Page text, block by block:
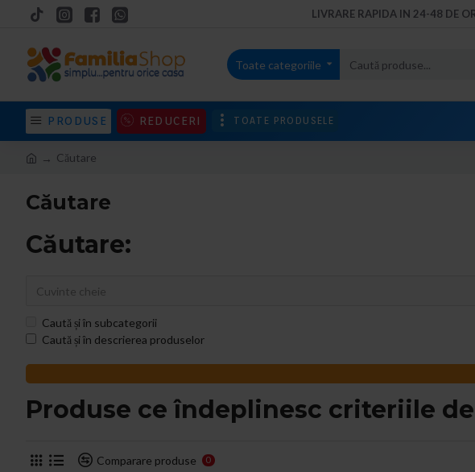
LIVRARE RAPIDA IN 24-48 DE
Toate categoriile
PRODUSE REDUCERI TOATE PRODUSELE
Căutare
Căutare
Căutare:
Caută și în subcategorii
Caută și în descrierea produselor
Produse ce îndeplinesc criteriile
Comparare produse 0